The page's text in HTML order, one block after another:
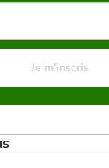
Je m'inscris